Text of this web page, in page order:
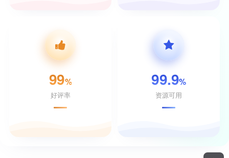
99%
好评率
99.9%
资源可用